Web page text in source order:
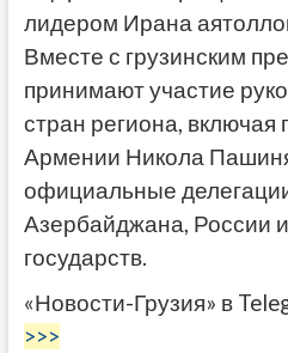
лидером Ирана
Вместе с грузинским
принимают участие
стран региона,
Армении Никола
официальные
Азербайджана, России
государств.
«Новости-Грузия» в
>>>